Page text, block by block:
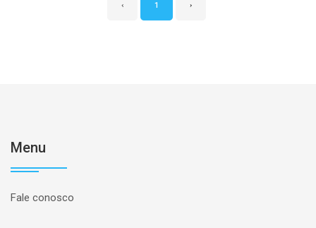
‹ 1 ›
Menu
Fale conosco